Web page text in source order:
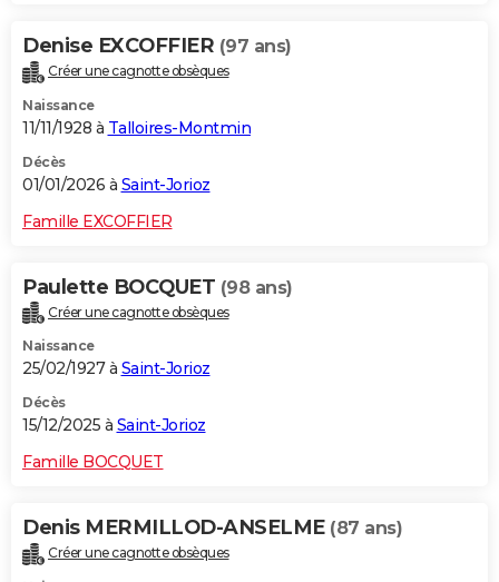
Denise EXCOFFIER (97 ans)
Créer une cagnotte obsèques
Naissance
11/11/1928 à Talloires-Montmin
Décès
01/01/2026 à Saint-Jorioz
Famille EXCOFFIER
Paulette BOCQUET (98 ans)
Créer une cagnotte obsèques
Naissance
25/02/1927 à Saint-Jorioz
Décès
15/12/2025 à Saint-Jorioz
Famille BOCQUET
Denis MERMILLOD-ANSELME (87 ans)
Créer une cagnotte obsèques